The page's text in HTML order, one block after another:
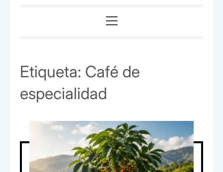
principal
Etiqueta: Café de
especialidad